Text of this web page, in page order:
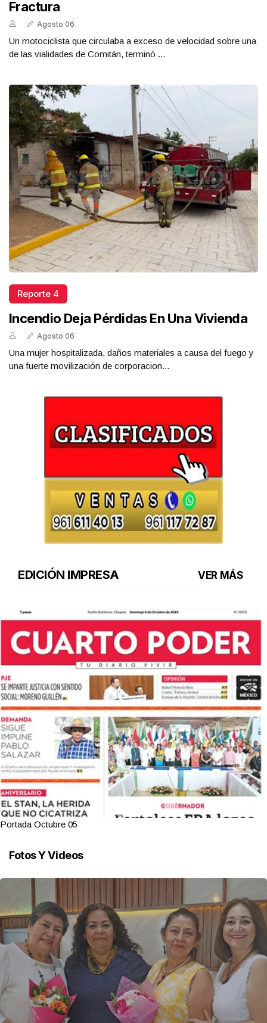
Fractura
Agosto 06
Un motociclista que circulaba a exceso de velocidad sobre una
de las vialidades de Comitán, terminó ...
Reporte 4
Incendio Deja Pérdidas En Una Vivienda
Agosto 06
Una mujer hospitalizada, daños materiales a causa del fuego y
una fuerte movilización de corporacion...
EDICIÓN IMPRESA VER MÁS
Portada Octubre 05
Fotos Y Videos